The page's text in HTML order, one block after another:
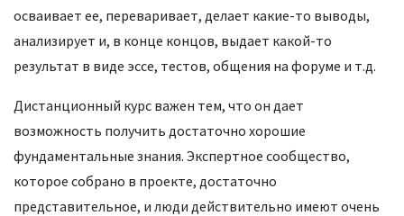
осваивает ее, переваривает, делает какие-то выводы,
анализирует и, в конце концов, выдает какой-то
результат в виде эссе, тестов, общения на форуме и т.д.
Дистанционный курс важен тем, что он дает
возможность получить достаточно хорошие
фундаментальные знания. Экспертное сообщество,
которое собрано в проекте, достаточно
представительное, и люди действительно имеют очень